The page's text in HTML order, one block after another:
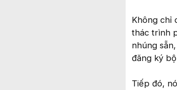
Không chỉ
thác trình
nhúng
đăng ký
Tiếp đó,